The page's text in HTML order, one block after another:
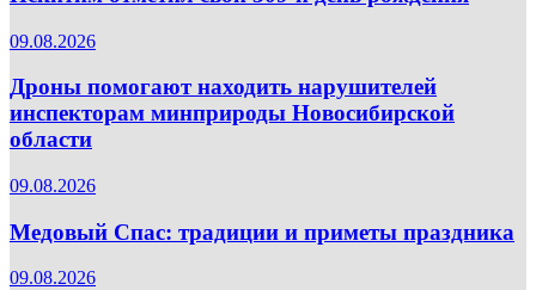
09.08.2026
Дроны помогают находить нарушителей
инспекторам минприроды Новосибирской
области
09.08.2026
Медовый Спас: традиции и приметы праздника
09.08.2026